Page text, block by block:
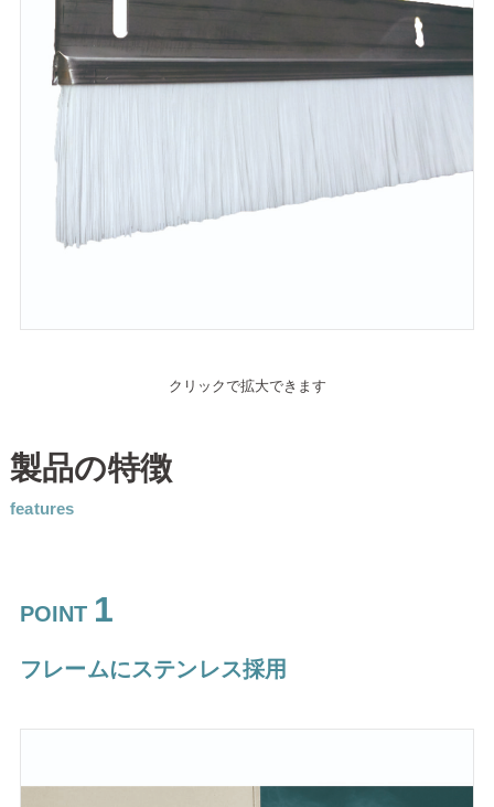
クリックで拡大できます
製品の特徴
features
POINT 1
フレームにステンレス採用